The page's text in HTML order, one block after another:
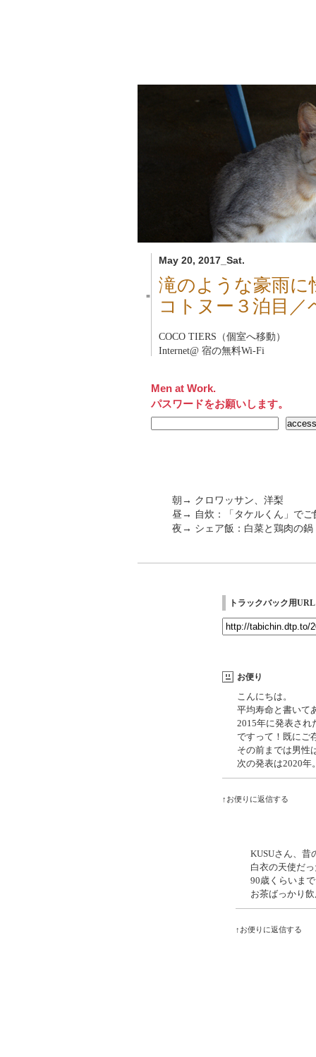
May 20, 2017_Sat.
■
滝のような豪雨に
コトヌー３泊目／
COCO TIERS（個室へ移動）
Internet@ 宿の無料Wi-Fi
Men at Work.
パスワードをお願いします。
朝→ クロワッサン、洋梨
昼→ 自炊：「タケルくん」でご
夜→ シェア飯：白菜と鶏肉の鍋
トラックバック用URL
お便り
こんにちは。
平均寿命と書いて
2015年に発表され
ですって！既にご
その前までは男性
次の発表は2020年
↑お便りに返信する
KUSUさん、昔
白衣の天使だ
90歳くらいま
お茶ばっかり
↑お便りに返信する